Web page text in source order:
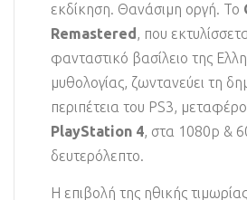
εκδίκηση. Θανάσιμη οργή. Το
Remastered , που
φανταστικό βασίλειο της
μυθολογίας, ζωντανεύει τη
περιπέτεια του PS3,
PlayStation 4, στα 1080p &
δευτερόλεπτο.
Η επιβολή της ηθικής